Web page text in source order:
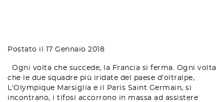
Postato il 17 Gennaio 2018
Ogni volta che succede, la Francia si ferma. Ogni volta
che le due squadre più iridate del paese d'oltralpe,
L'Olympique Marsiglia e il Paris Saint Germain, si
incontrano, i tifosi accorrono in massa ad assistere